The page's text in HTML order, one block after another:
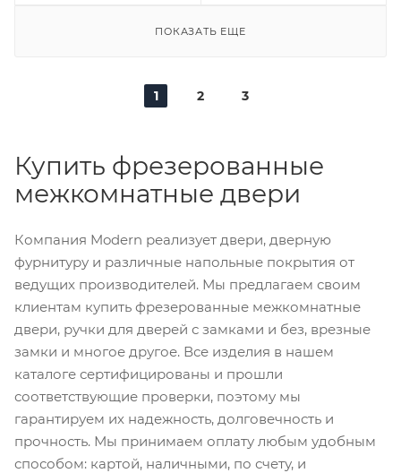
ПОКАЗАТЬ ЕЩЕ
1 2 3
Купить фрезерованные
межкомнатные двери
Компания Modern реализует двери, дверную
фурнитуру и различные напольные покрытия от
ведущих производителей. Мы предлагаем своим
клиентам купить фрезерованные межкомнатные
двери, ручки для дверей с замками и без, врезные
замки и многое другое. Все изделия в нашем
каталоге сертифицированы и прошли
соответствующие проверки, поэтому мы
гарантируем их надежность, долговечность и
прочность. Мы принимаем оплату любым удобным
способом: картой, наличными, по счету, и